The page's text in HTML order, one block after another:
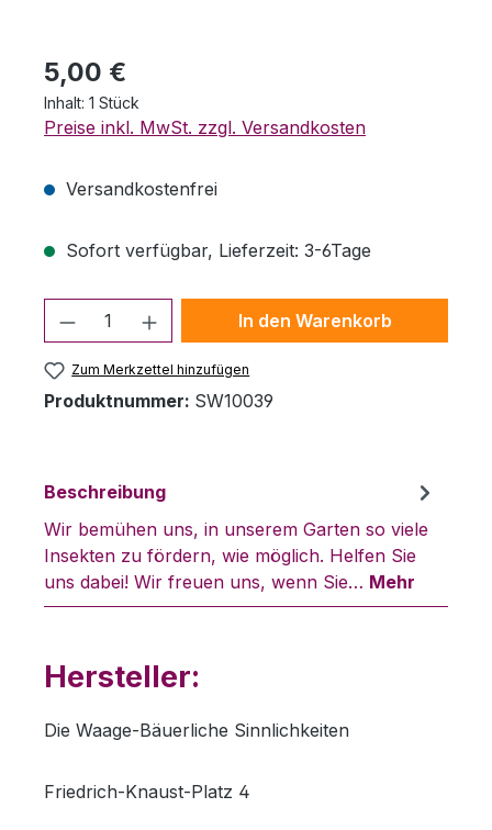
Regulärer Preis:
5,00 €
Inhalt: 1 Stück
Preise inkl. MwSt. zzgl. Versandkosten
Versandkostenfrei
Sofort verfügbar, Lieferzeit: 3-6Tage
Produkt Anzahl: Gib den
In den Warenkorb
Zum Merkzettel hinzufügen
Produktnummer: SW10039
Beschreibung
Wir bemühen uns, in unserem Garten so viele
Insekten zu fördern, wie möglich. Helfen Sie
uns dabei! Wir freuen uns, wenn Sie… Mehr
Hersteller:
Die Waage-Bäuerliche Sinnlichkeiten
Friedrich-Knaust-Platz 4